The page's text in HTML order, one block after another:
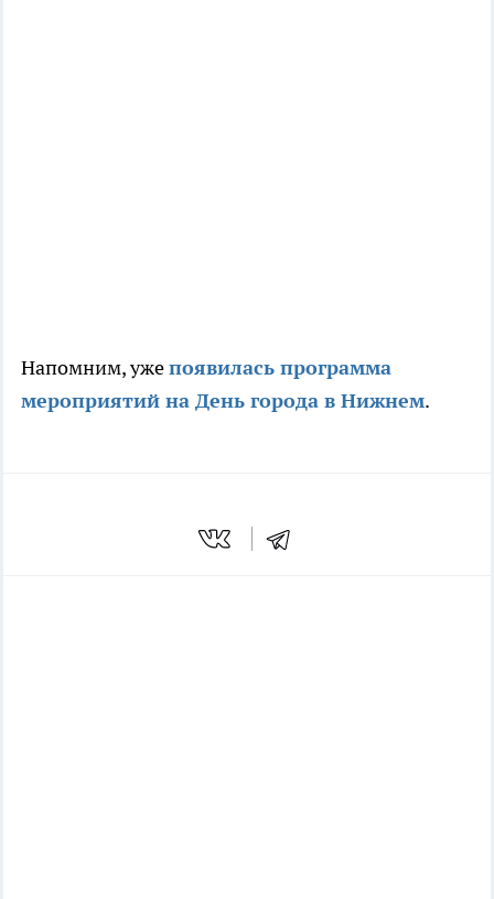
Напомним, ужепоявилась программа
мероприятий на День города в Нижнем.